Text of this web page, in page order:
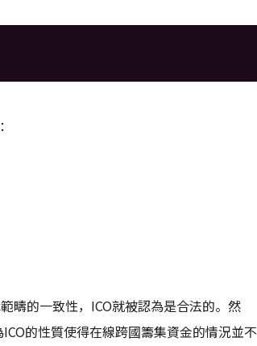
疇的一致性，ICO就被認為是合法的。然
的性質使得在線跨國籌集資金的情況並不